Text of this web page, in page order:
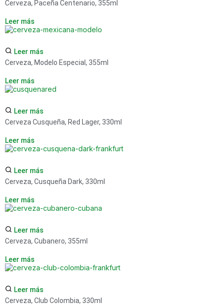
Cerveza, Paceña Centenario, 355ml
Leer más
Leer más
Cerveza, Modelo Especial, 355ml
Leer más
Leer más
Cerveza Cusqueña, Red Lager, 330ml
Leer más
Leer más
Cerveza, Cusqueña Dark, 330ml
Leer más
Leer más
Cerveza, Cubanero, 355ml
Leer más
Leer más
Cerveza, Club Colombia, 330ml